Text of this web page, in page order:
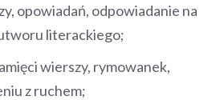
opowiadań, odpowiadanie na
literackiego;
wierszy, rymowanek,
z ruchem;